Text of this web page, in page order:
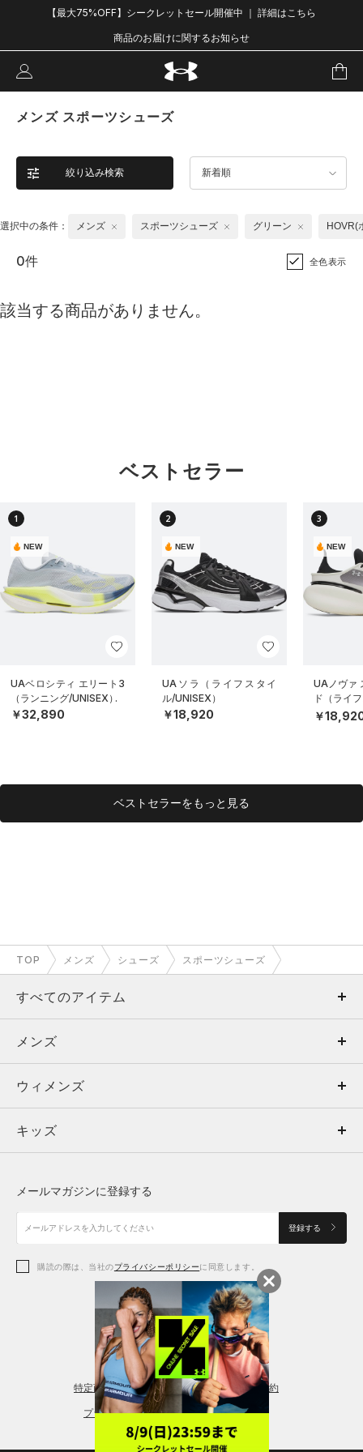
【最大75%OFF】シークレットセール開催中 ｜ 詳細はこちら
商品のお届けに関するお知らせ
メンズ スポーツシューズ
絞り込み検索 新着順
選択中の条件： メンズ スポーツシューズ グリーン HOVR(
0件 全色表示
該当する商品がありません。
ベストセラー
1
NEW
UAベロシティ エリート3
（ランニング/UNISEX）
￥32,890
2
NEW
UAソラ（ライフスタイ
ル/UNISEX）
￥18,920
3
NEW
UAノヴァ
ド（ライ
EX）
￥
ベストセラーをもっと見る
TOP メンズ シューズ スポーツシューズ
すべてのアイテム
メンズ
ウィメンズ
キッズ
アクセサリー
メンズ
トップス
ボトムス
アクセサリー
ウィメンズ
トップス
シューズ
アクセサリー
レギンス＆タイツ
キッズ
シューズ
メールマガジンに登録する
登録する
購読の際は、当社のプライバシーポリシーに同意します。
特定商取引法に基づく通販の表記 会員規約
プライバシーポリシー